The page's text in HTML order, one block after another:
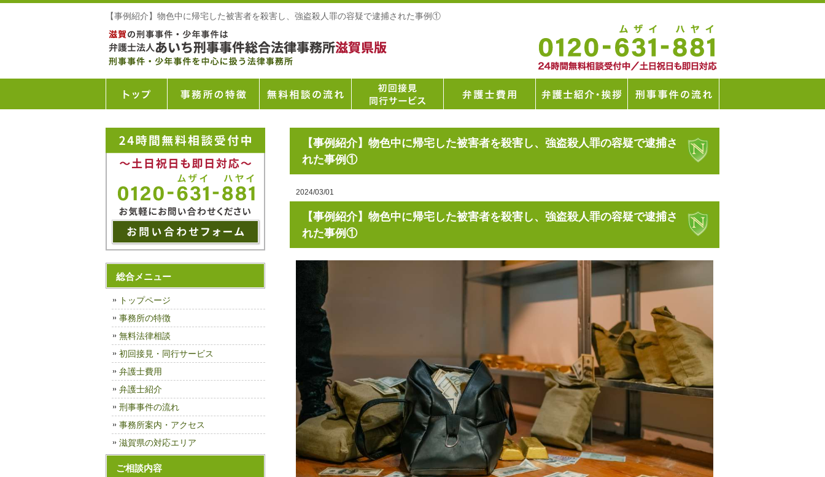
【事例紹介】物色中に帰宅した被害者を殺害し、強盗殺人罪の容疑で逮捕された事例①
【事例紹介】物色中に帰宅した被害者を殺害し、強盗殺人罪の容疑で逮捕さ
れた事例①
2024/03/01
【事例紹介】物色中に帰宅した被害者を殺害し、強盗殺人罪の容疑で逮捕さ
れた事例①
総合メニュー
トップページ
事務所の特徴
無料法律相談
初回接見・同行サービス
弁護士費用
弁護士紹介
刑事事件の流れ
事務所案内・アクセス
滋賀県の対応エリア
ご相談内容